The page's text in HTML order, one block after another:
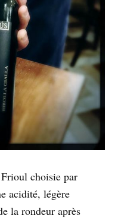
choisie par
acidité, légère
la rondeur après